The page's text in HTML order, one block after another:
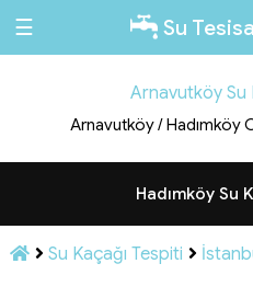
☰ Su
Arnavutköy Su
Arnavutköy / Hadımköy
Hadımköy Su
Su Kaçağı Tespiti